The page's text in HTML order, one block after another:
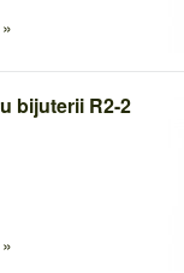
bijuterii R2-2